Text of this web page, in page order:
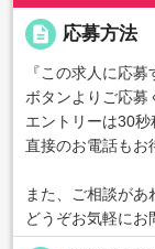
description 応募方法
『この求人に応募
ボタンよりご応募
エントリーは30秒
直接のお電話もお
また、ご相談があ
どうぞお気軽にお